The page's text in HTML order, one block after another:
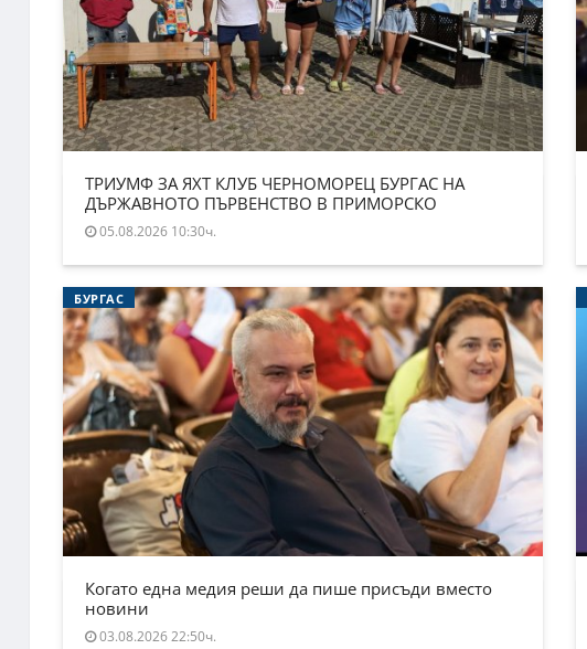
ТРИУМФ ЗА ЯХТ КЛУБ ЧЕРНОМОРЕЦ БУРГАС НА
ДЪРЖАВНОТО ПЪРВЕНСТВО В ПРИМОРСКО
05.08.2026 10:30ч.
БУРГАС
Когато една медия реши да пише присъди вместо
новини
03.08.2026 22:50ч.